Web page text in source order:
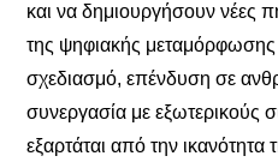
και να δημιουργήσουν νέες
της ψηφιακής μεταμόρφωσης
σχεδιασμό, επένδυση σε
συνεργασία με εξωτερικούς
εξαρτάται από την ικανότητα